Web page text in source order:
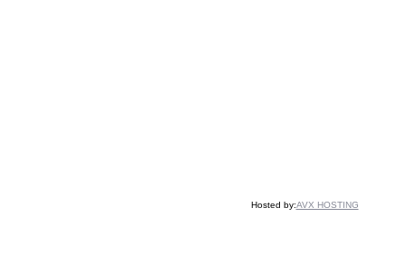
Hosted by:AVX HOSTING